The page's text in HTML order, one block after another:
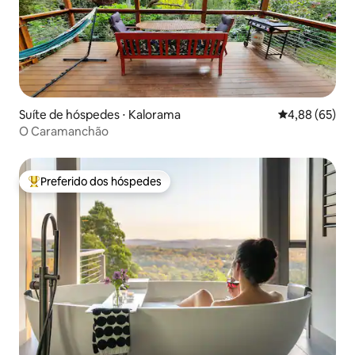
Suíte de hóspedes ⋅ Kalorama 4,88 de uma
4,88 (65)
O Caramanchão
Entre os melhores preferidos dos hóspedes
Preferido dos hóspedes